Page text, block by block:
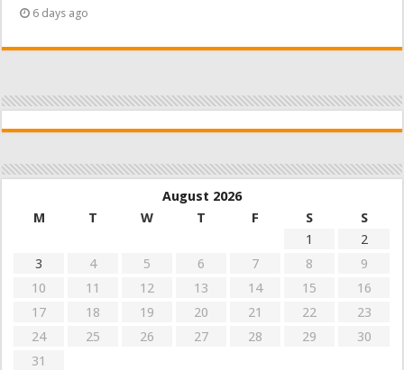
6 days ago
August 2026
M
T W T F S
S
1
2
3
4 5 6 7 8
9
10
11 12 13 14 15
16
17
18 19 20 21 22
23
24
25 26 27 28 29
30
31